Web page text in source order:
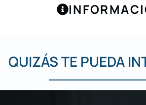
QUIZÁS TE PUEDA